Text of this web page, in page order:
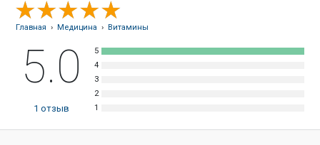
Главная ›Медицина ›Витамины
5.0
1 отзыв